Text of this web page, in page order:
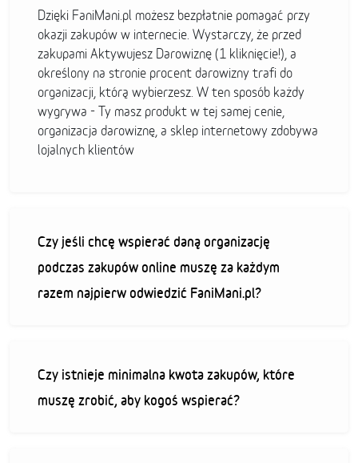
Dzięki FaniMani.pl możesz bezpłatnie pomagać przy
okazji zakupów w internecie. Wystarczy, że przed
zakupami Aktywujesz Darowiznę (1 kliknięcie!), a
określony na stronie procent darowizny trafi do
organizacji, którą wybierzesz. W ten sposób każdy
wygrywa - Ty masz produkt w tej samej cenie,
organizacja darowiznę, a sklep internetowy zdobywa
lojalnych klientów
Czy jeśli chcę wspierać daną organizację
podczas zakupów online muszę za każdym
razem najpierw odwiedzić FaniMani.pl?
Czy istnieje minimalna kwota zakupów, które
muszę zrobić, aby kogoś wspierać?